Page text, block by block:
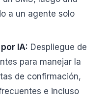
a un agente solo
IA: Despliegue de
para manejar la
de confirmación,
e incluso